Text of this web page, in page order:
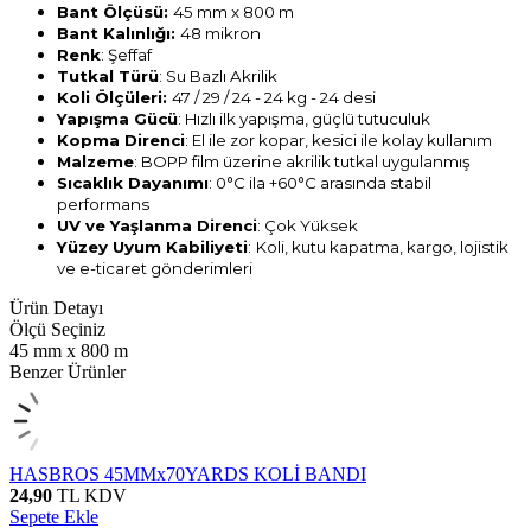
Bant Ölçüsü: 45 mm x 800 m
Bant Kalınlığı: 48 mikron
Renk: Şeffaf
Tutkal Türü: Su Bazlı Akrilik
Koli Ölçüleri: 47 / 29 / 24 - 24 kg - 24 desi
Yapışma Gücü: Hızlı ilk yapışma, güçlü tutuculuk
Kopma Direnci: El ile zor kopar, kesici ile kolay kullanım
Malzeme: BOPP film üzerine akrilik tutkal uygulanmış
Sıcaklık Dayanımı: 0°C ila +60°C arasında stabil
performans
UV ve Yaşlanma Direnci: Çok Yüksek
Yüzey Uyum Kabiliyeti: Koli, kutu kapatma, kargo, lojistik
ve e-ticaret gönderimleri
Ürün Detayı
Ölçü Seçiniz
45 mm x 800 m
Benzer Ürünler
HASBROS 45MMx70YARDS KOLİ BANDI
24,90 TL KDV
Sepete Ekle